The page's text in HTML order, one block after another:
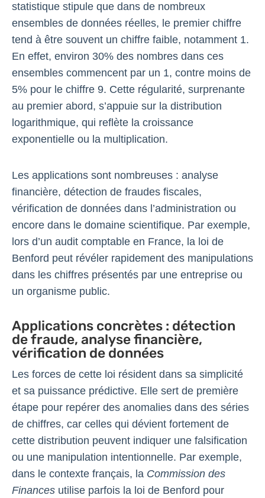
statistique stipule que dans de nombreux
ensembles de données réelles, le premier chiffre
tend à être souvent un chiffre faible, notamment 1.
En effet, environ 30% des nombres dans ces
ensembles commencent par un 1, contre moins de
5% pour le chiffre 9. Cette régularité, surprenante
au premier abord, s’appuie sur la distribution
logarithmique, qui reflète la croissance
exponentielle ou la multiplication.
Les applications sont nombreuses : analyse
financière, détection de fraudes fiscales,
vérification de données dans l’administration ou
encore dans le domaine scientifique. Par exemple,
lors d’un audit comptable en France, la loi de
Benford peut révéler rapidement des manipulations
dans les chiffres présentés par une entreprise ou
un organisme public.
Applications concrètes : détection
de fraude, analyse financière,
vérification de données
Les forces de cette loi résident dans sa simplicité
et sa puissance prédictive. Elle sert de première
étape pour repérer des anomalies dans des séries
de chiffres, car celles qui dévient fortement de
cette distribution peuvent indiquer une falsification
ou une manipulation intentionnelle. Par exemple,
dans le contexte français, la Commission des
Finances utilise parfois la loi de Benford pour